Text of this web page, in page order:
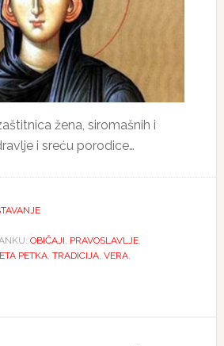
žena, siromašnih i
i sreću porodice…
OBIČAJI PRAVOSLAVLJE,
PETKA, TRADICIJA, VERA,